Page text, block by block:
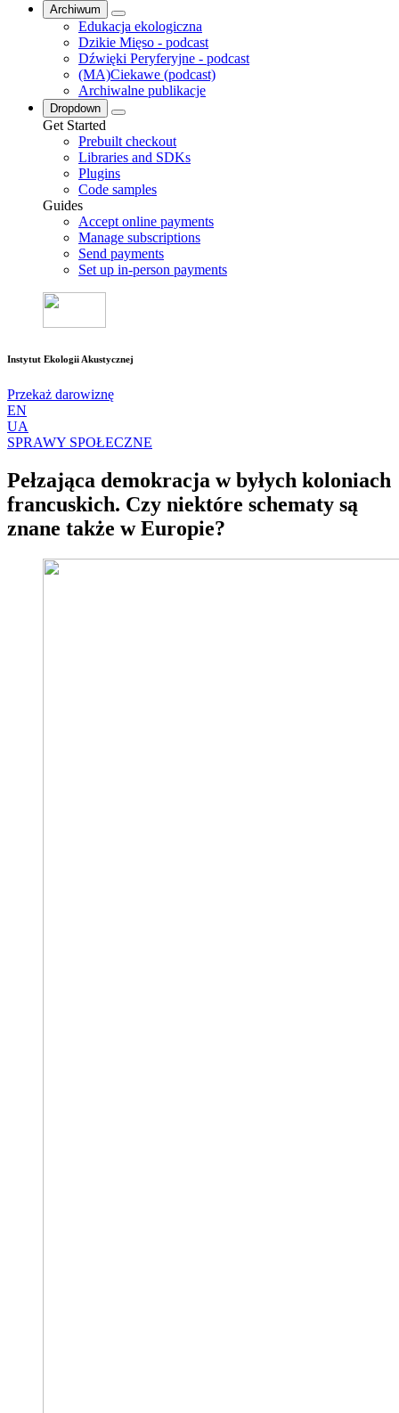
Archiwum
Edukacja ekologiczna
Dzikie Mięso - podcast
Dźwięki Peryferyjne - podcast
(MA)Ciekawe (podcast)
Archiwalne publikacje
Dropdown
Get Started
Prebuilt checkout
Libraries and SDKs
Plugins
Code samples
Guides
Accept online payments
Manage subscriptions
Send payments
Set up in-person payments
Instytut Ekologii Akustycznej
Przekaż darowiznę
EN
UA
SPRAWY SPOŁECZNE
Pełzająca demokracja w byłych koloniach
francuskich. Czy niektóre schematy są
znane także w Europie?